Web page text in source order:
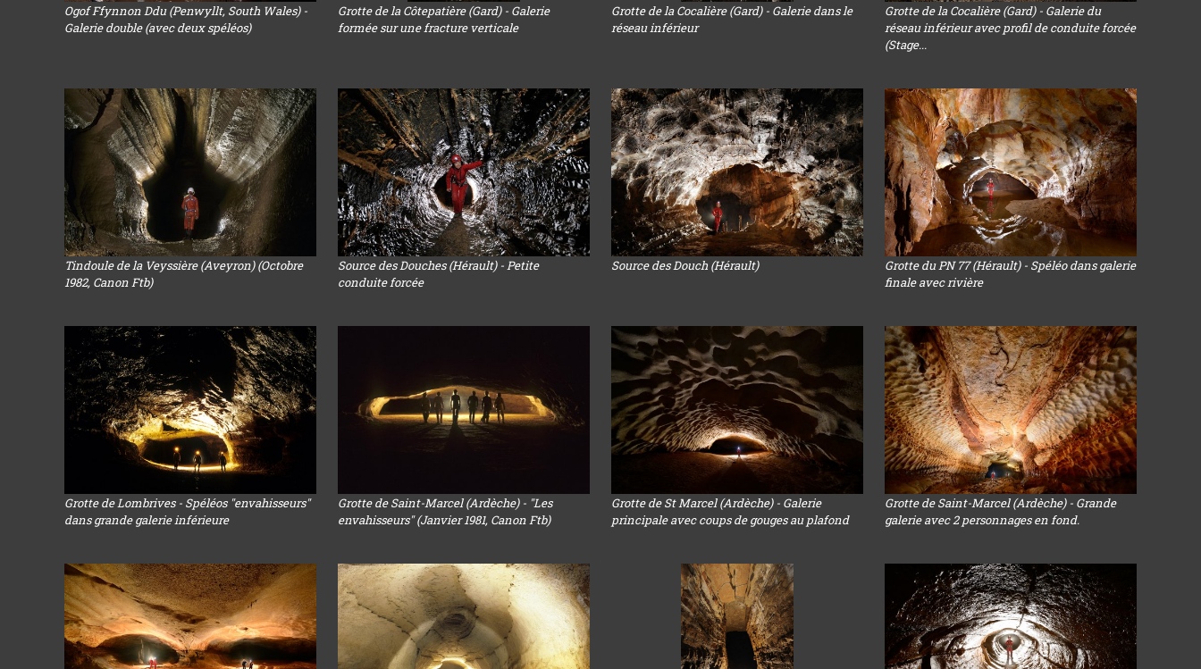
Ogof Ffynnon Ddu (Penwyllt, South Wales) -
Galerie double (avec deux spéléos)
Grotte de la Côtepatière (Gard) - Galerie
formée sur une fracture verticale
Grotte de la Cocalière (Gard) - Galerie dans le
réseau inférieur
Grotte de la Cocalière (Gard) - Galerie du
réseau inférieur avec profil de conduite forcée
(Stage...
Tindoule de la Veyssière (Aveyron) (Octobre
1982, Canon Ftb)
Source des Douches (Hérault) - Petite
conduite forcée
Source des Douch (Hérault)
Grotte du PN 77 (Hérault) - Spéléo dans galerie
finale avec rivière
Grotte de Lombrives - Spéléos "envahisseurs"
dans grande galerie inférieure
Grotte de Saint-Marcel (Ardèche) - "Les
envahisseurs" (Janvier 1981, Canon Ftb)
Grotte de St Marcel (Ardèche) - Galerie
principale avec coups de gouges au plafond
Grotte de Saint-Marcel (Ardèche) - Grande
galerie avec 2 personnages en fond.